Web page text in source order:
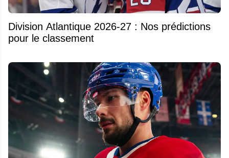
Division Atlantique 2026-27 : Nos prédictions
pour le classement